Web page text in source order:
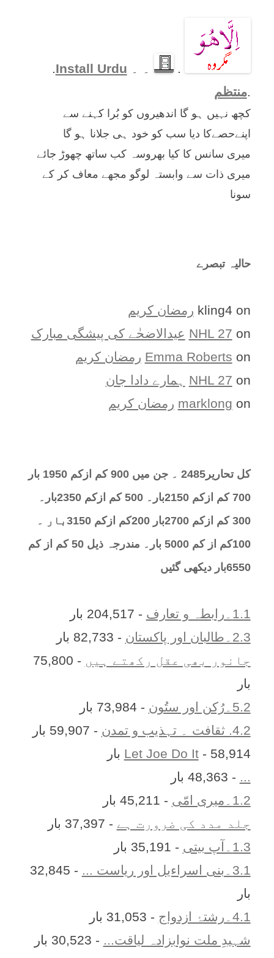
. ۔ ۔ Install Urdu
.
.منتظم
کچھ نہیں ہو گا اندھیروں کو بُرا کہنے سے
اپنےحصےکا دیا سب کو خود ہی جلانا ہو گا
میری سانس کا کیا بھروسہ کب ساتھ چھوڑ جائے
میری ذات سے وابستہ لوگو مجھے معاف کر کے
سونا
حالیہ تبصرے
kling4 on
رمضان کریم
NHL 27 on
عیدالاضحٰے کی پیشگی مبارک
Emma Roberts on
رمضان کریم
NHL 27 on
ہمارے دادا جان
marklong on رمضان کریم
کل تحارير2485 ۔ جن میں 900 کم ازکم 1950 بار
700 کم ازکم 2150بار۔ 500 کم ازکم 2350بار۔
300 کم ازکم 2700بار 200کم ازکم 3150بار ۔
100کم از کم 5000 بار۔ مندرجہ ذیل 50 کم از کم
6550بار دیکھی گئیں
1.1۔رابطہ و تعارف
- 204,517 بار
2.3۔طالبان اور پاکستان
- 82,733 بار
جانور بھی عقل رکھتے ہیں
- 75,800
بار
5.2۔رُکن اور ستُون
- 73,984 بار
4.2. ثقافت ۔ تہذیب و تمدن
- 59,907 بار
Let Joe Do It- 58,914 بار
... - 48,363 بار
1.2۔میری امّی
- 45,211 بار
جلد مدد کی ضرورت ہے - 37,397 بار
1.3۔آپ بیتی
- 35,191 بار
3.1۔بنی اسراءیل اور ریاست ...
- 32,845
بار
4.1۔رشتۂ ازدواج
- 31,053 بار
شہیدِ ملت نوابزادہ لیاقت... - 30,523 بار